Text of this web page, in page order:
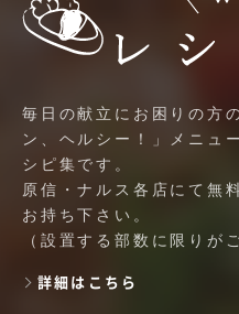
毎日の献立にお困りの方
ン、ヘルシー！」メニュ
シピ集です。
原信・ナルス各店にて無
お持ち下さい。
（設置する部数に限りが
詳細はこちら